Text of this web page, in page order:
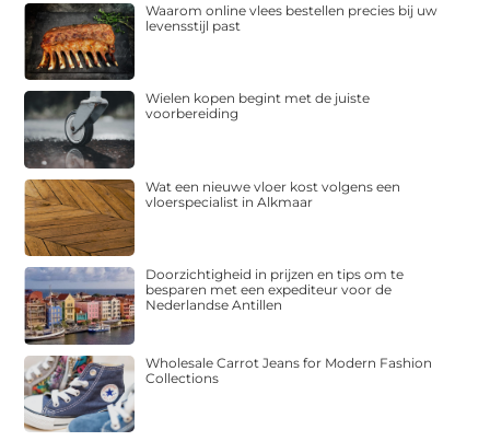
Waarom online vlees bestellen precies bij uw
levensstijl past
Wielen kopen begint met de juiste
voorbereiding
Wat een nieuwe vloer kost volgens een
vloerspecialist in Alkmaar
Doorzichtigheid in prijzen en tips om te
besparen met een expediteur voor de
Nederlandse Antillen
Wholesale Carrot Jeans for Modern Fashion
Collections